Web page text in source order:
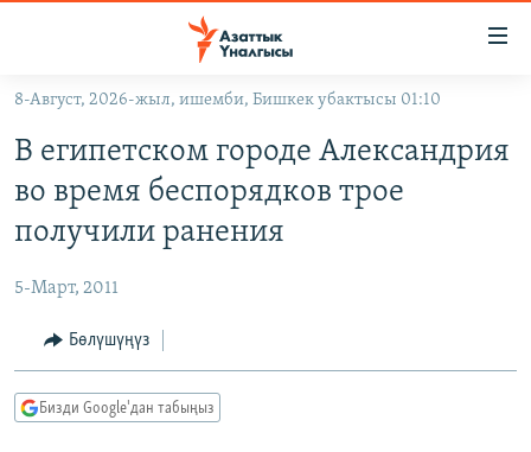
Навигацияга
өтүңүз
салыңызКЫРГЫЗСТАН
САЯСАТ
ЭКОНОМИКА
МАДАНИЯТ
ДҮЙНӨ
ДҮЙНӨ
БОРБОР АЗИЯ
УКРАИНА
АТАЙЫН ИЛИКТӨӨ
ТВ ПРОГРАММАЛАР
ЭКСПЕРТТЕР ТАЛДАЙТ
ӨЗГӨЧӨ ПИКИР
8-Август, 2026-жыл, ишемби, Бишкек убактысы 01:10
В египетском городе Александрия
во время беспорядков трое
получили ранения
5-Март, 2011
Бөлүшүңүз
Бизди Google'дан табыңыз